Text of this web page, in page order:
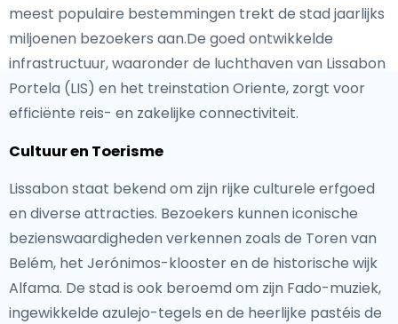
meest populaire bestemmingen trekt de stad jaarlijks
miljoenen bezoekers aan.De goed ontwikkelde
infrastructuur, waaronder de luchthaven van Lissabon
Portela (LIS) en het treinstation Oriente, zorgt voor
efficiënte reis- en zakelijke connectiviteit.
Cultuur en Toerisme
Lissabon staat bekend om zijn rijke culturele erfgoed
en diverse attracties. Bezoekers kunnen iconische
bezienswaardigheden verkennen zoals de Toren van
Belém, het Jerónimos-klooster en de historische wijk
Alfama. De stad is ook beroemd om zijn Fado-muziek,
ingewikkelde azulejo-tegels en de heerlijke pastéis de